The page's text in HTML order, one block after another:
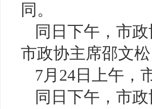
同。
同日下午，市
市政协主席邵文
7月24日上午，
同日下午，市